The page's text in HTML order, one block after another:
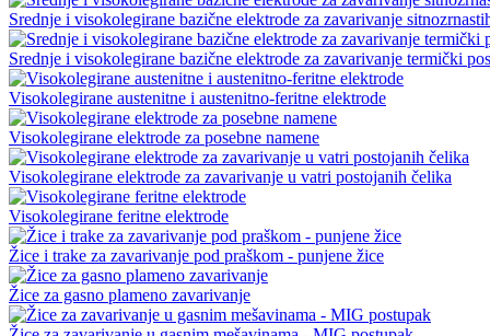
Srednje i visokolegirane bazične elektrode za zavarivanje
Srednje i visokolegirane bazične elektrode za zavarivanje termički
Visokolegirane austenitne i austenitno-feritne elektrode
Visokolegirane elektrode za posebne namene
Visokolegirane elektrode za zavarivanje u vatri postojanih čelika
Visokolegirane feritne elektrode
Žice i trake za zavarivanje pod praškom - punjene žice
Žice za gasno plameno zavarivanje